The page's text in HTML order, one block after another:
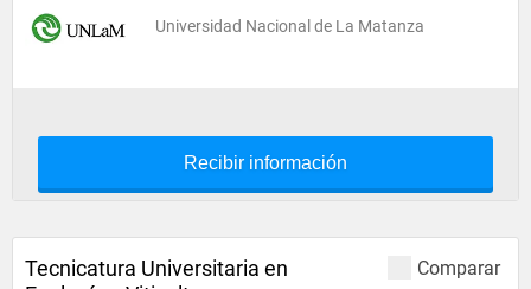
Universidad Nacional de La Matanza
Recibir información
Comparar
Tecnicatura Universitaria en